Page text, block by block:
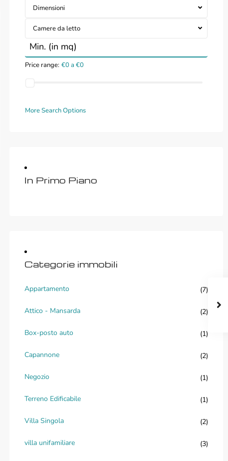
Dimensioni
Camere da letto
Price range: €0 a €0
More Search Options
In Primo Piano
Categorie immobili
Appartamento (7)
Attico - Mansarda (2)
Box-posto auto (1)
Capannone (2)
Negozio (1)
Terreno Edificabile (1)
Villa Singola (2)
villa unifamiliare (3)